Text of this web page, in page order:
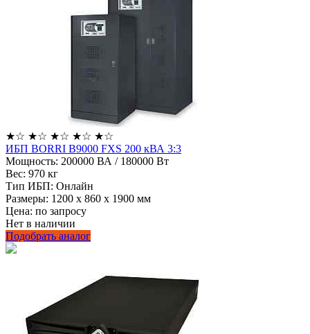
★☆ ★☆ ★☆ ★☆ ★☆
ИБП BORRI B9000 FXS 200 кВА 3:3
Мощность: 200000 ВА / 180000 Вт
Вес: 970 кг
Тип ИБП: Онлайн
Размеры: 1200 x 860 x 1900 мм
Цена: по запросу
Нет в наличии
Подобрать аналог